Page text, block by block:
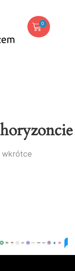
0
wkrótce